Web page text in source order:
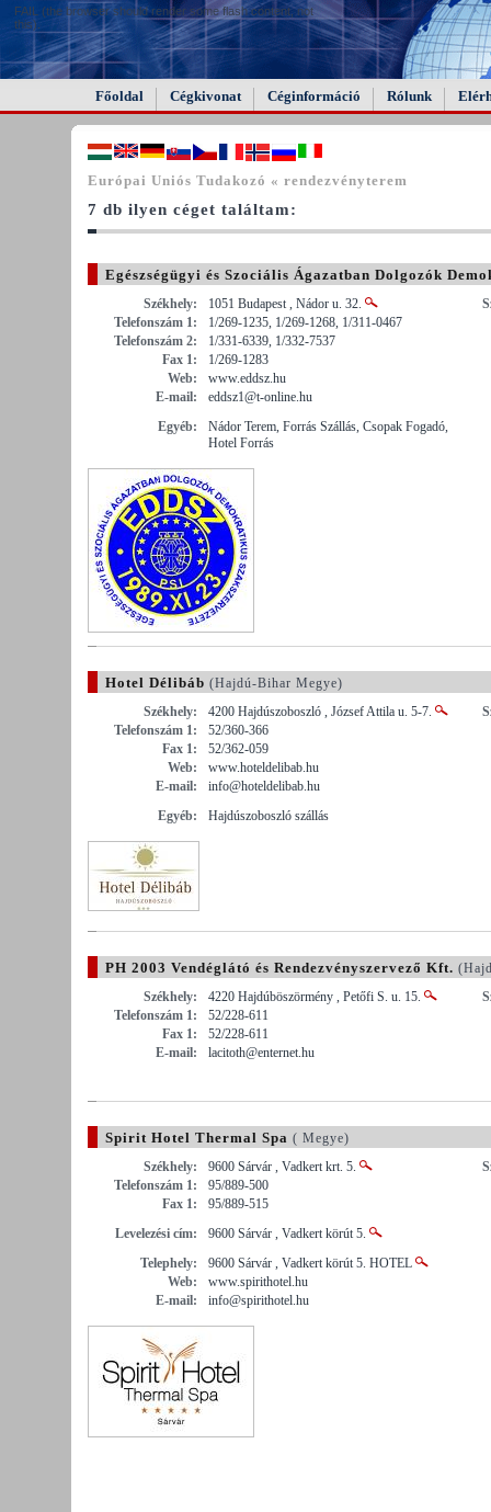
FAIL (the browser should render some flash content, not
this).
Főoldal Cégkivonat Céginformáció Rólunk
Európai Uniós Tudakozó « rendezvényterem
7 db ilyen céget találtam:
Egészségügyi és Szociális Ágazatban Dolgozók
Székhely:
1051 Budapest , Nádor u. 32.
Telefonszám 1:
1/269-1235, 1/269-1268, 1/311-0467
Telefonszám 2:
1/331-6339, 1/332-7537
Fax 1:
1/269-1283
Web:
www.eddsz.hu
E-mail:
eddsz1@t-online.hu
Egyéb:
Nádor Terem, Forrás Szállás, Csopak Fogadó,
Hotel Forrás
Hotel Délibáb (Hajdú-Bihar Megye)
Székhely:
4200 Hajdúszoboszló , József Attila u. 5-7.
Telefonszám 1:
52/360-366
Fax 1:
52/362-059
Web:
www.hoteldelibab.hu
E-mail:
info@hoteldelibab.hu
Egyéb:
Hajdúszoboszló szállás
PH 2003 Vendéglátó és Rendezvényszervező Kft.
Székhely:
4220 Hajdúböszörmény , Petőfi S. u. 15.
Telefonszám 1:
52/228-611
Fax 1:
52/228-611
E-mail:
lacitoth@enternet.hu
Spirit Hotel Thermal Spa ( Megye)
Székhely:
9600 Sárvár , Vadkert krt. 5.
Telefonszám 1:
95/889-500
Fax 1:
95/889-515
Levelezési cím:
9600 Sárvár , Vadkert körút 5.
Telephely:
9600 Sárvár , Vadkert körút 5. HOTEL
Web:
www.spirithotel.hu
E-mail:
info@spirithotel.hu